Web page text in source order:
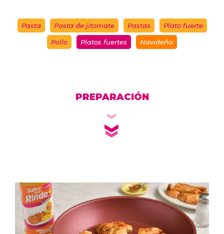
Pasta Pasta de jitomate Pastas Plato fuerte
Pollo Platos fuertes Navideña
PREPARACIÓN